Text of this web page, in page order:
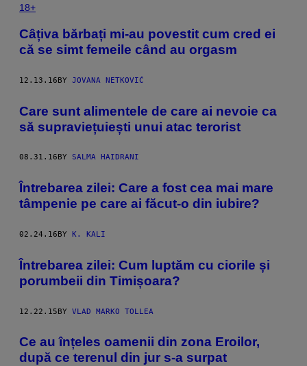
18+
​Câțiva bărbați mi-au povestit cum cred ei
că se simt femeile când au orgasm
12.13.16BY JOVANA NETKOVIĆ
​Care sunt alimentele de care ai nevoie ca
să supraviețuiești unui atac terorist
08.31.16 BY SALMA HAIDRANI
Întrebarea zilei: Care a fost cea mai mare
tâmpenie pe care ai făcut-o din iubire?
02.24.16BY K. KALI
Întrebarea zilei: Cum luptăm cu ciorile și
porumbeii din Timișoara?
12.22.15BY VLAD MARKO TOLLEA
Ce au înțeles oamenii din zona Eroilor,
după ce terenul din jur s-a surpat